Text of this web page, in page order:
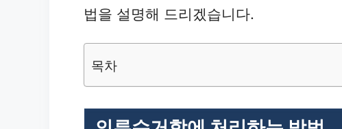
법을 설명해 드리겠습니다.
목차